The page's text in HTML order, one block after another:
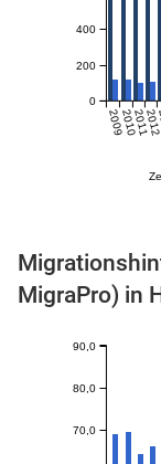
200920102011
0
200
400
MigraPro) in
70,0
80,0
90,0